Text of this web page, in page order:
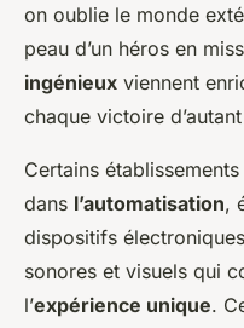
on oublie le monde
peau d’un héros en
ingénieux viennent
chaque victoire
Certains
dans l’automatisation,
dispositifs
sonores et visuels qui
l’expérience unique.